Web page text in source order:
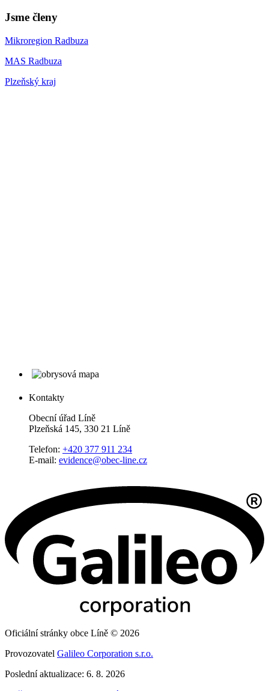
Jsme členy
Mikroregion Radbuza
MAS Radbuza
Plzeňský kraj
Kontakty
Obecní úřad Líně
Plzeňská 145, 330 21 Líně
Telefon: +420 377 911 234
E-mail: evidence@obec-line.cz
Oficiální stránky obce Líně © 2026
Provozovatel Galileo Corporation s.r.o.
Poslední aktualizace: 6. 8. 2026